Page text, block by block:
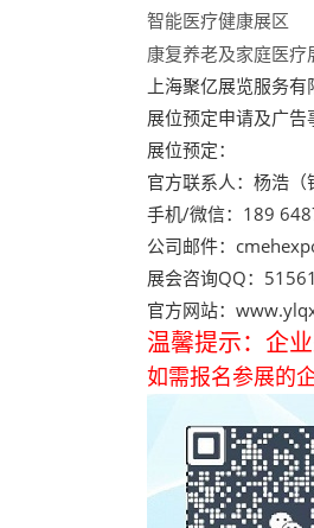
智能医疗健康展区
康复养老及家庭医疗
上海聚亿展览服务有
展位预定申请及广告
展位预定：
官方联系人：杨浩（
手机/微信：189
公司邮件：
展会咨询QQ：
官方网站：
温馨提示：企
如需报名参展的